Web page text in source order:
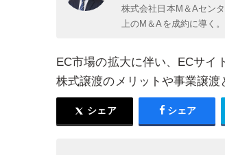
株式会社日本M＆Aセン
上のM＆Aを成約に導く
EC市場の拡大に伴い、ECサイ
株式譲渡のメリットや事業譲渡
シェア シェア